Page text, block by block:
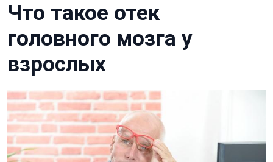
Что такое отек
головного мозга у
взрослых